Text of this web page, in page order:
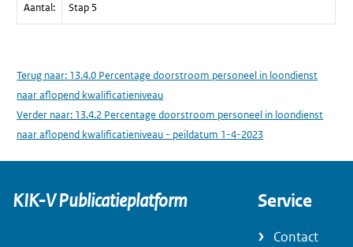
Aantal: Stap 5
Terug naar: 13.4.0 Percentage doorstroom personeel in loondienst
naar aflopend kwalificatieniveau
Verder naar: 13.4.2 Percentage doorstroom personeel in loondienst
naar aflopend kwalificatieniveau - peildatum 1-4-2023
KIK-V Publicatieplatform Service
Contact